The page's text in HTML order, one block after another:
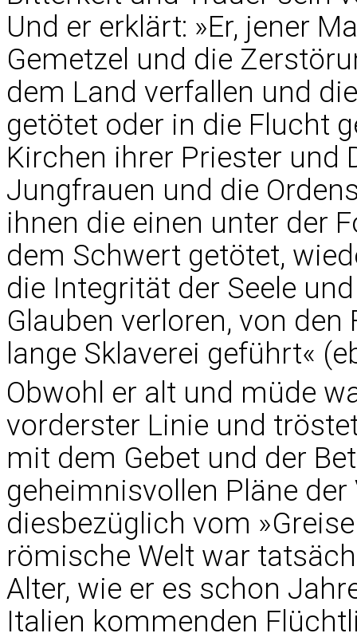
Und er erklärt: »Er, jener
Gemetzel und die
dem Land verfallen und
getötet oder in die Flucht
Kirchen ihrer Priester und
Jungfrauen und die
ihnen die einen unter der
dem Schwert getötet,
die Integrität der Seele
Glauben verloren, von
lange Sklaverei geführt«
Obwohl er alt und müde
vorderster Linie und
mit dem Gebet und der
geheimnisvollen Pläne
diesbezüglich vom
römische Welt war
Alter, wie er es schon
Italien kommenden